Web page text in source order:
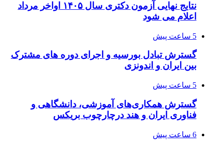
نتایج نهایی آزمون دکتری سال ۱۴۰۵ اواخر مرداد
اعلام می شود
5 ساعت پیش
گسترش تبادل بورسیه و اجرای دوره های مشترک
بین ایران و اندونزی
5 ساعت پیش
گسترش همکاری‌های آموزشی، دانشگاهی و
فناوری ایران و هند درچارچوب بریکس
6 ساعت پیش